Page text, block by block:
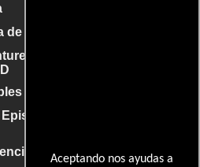
Aceptando nos ayudas a
de Charlotte
of Sharkboy and
II: El ataque de los
artificial